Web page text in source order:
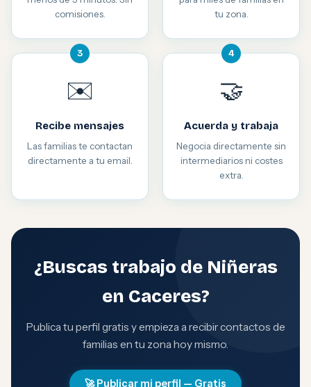
comisiones.
tu zona.
3
✉️
Recibe mensajes
Las familias te contactan
directamente a tu email.
4
🤝
Acuerda y trabaja
Negocia directamente sin
intermediarios ni costes
extra.
¿Buscas trabajo de Niñeras
en Caceres?
Publica tu perfil gratis y empieza a recibir contactos de
familias en tu zona hoy mismo.
🚀 Publicar mi perfil — Gratis